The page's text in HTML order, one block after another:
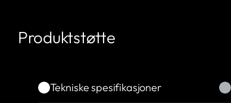
Produktstøtte
Tekniske spesifikasjoner